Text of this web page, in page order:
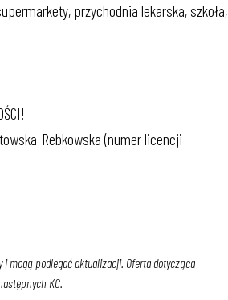
przychodnia lekarska, szkoła,
Rebkowska (numer licencji
mogą podlegać aktualizacji. Oferta dotycząca
KC.